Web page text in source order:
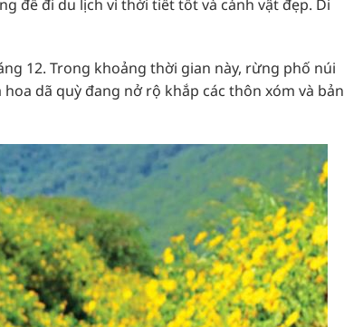
để đi du lịch vì thời tiết tốt và cảnh vật đẹp. Di
12. Trong khoảng thời gian này, rừng phố núi
dã quỳ đang nở rộ khắp các thôn xóm và bản